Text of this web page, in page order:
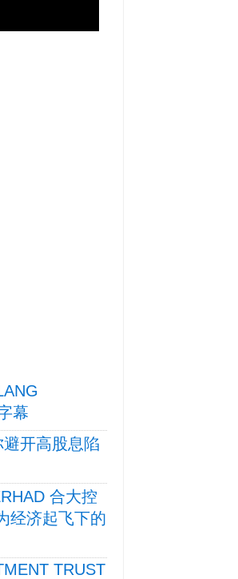
幕
开高股息陷
合大控
经济起飞下的
TRUST